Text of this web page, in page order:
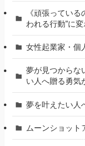
《頑張ってい
われる行動”に
女性起業家・個
夢が見つからな
い人へ贈る勇気
夢を叶えたい人
ムーンショット